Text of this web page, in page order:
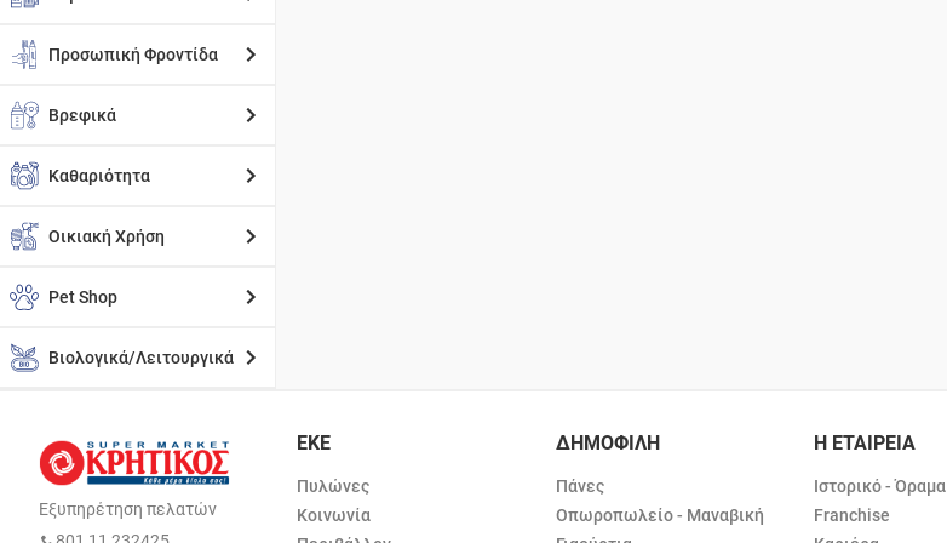
Προσωπική Φροντίδα
Βρεφικά
Καθαριότητα
Οικιακή Χρήση
Pet Shop
Βιολογικά/Λειτουργικά
Εξυπηρέτηση πελατών
ΕΚΕ
Πυλώνες
Κοινωνία
ΔΗΜΟΦΙΛΗ
Πάνες
Οπωροπωλείο - Μαναβική
Η ΕΤΑΙΡΕΙΑ
Ιστορικό - Όραμα
Franchise